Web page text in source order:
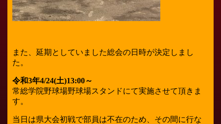
また、延期としていました総会の日時が決定しまし
た。
令和3年4/24(土)13:00～
常総学院野球場野球場スタンドにて実施させて頂きま
す。
当日は県大会初戦で部員は不在のため、その間に行な